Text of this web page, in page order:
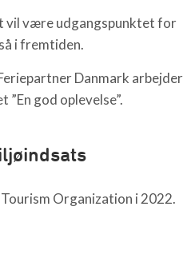
vil være udgangspunktet for
i fremtiden.
Danmark arbejder
”En god oplevelse”.
Organization i 2022.